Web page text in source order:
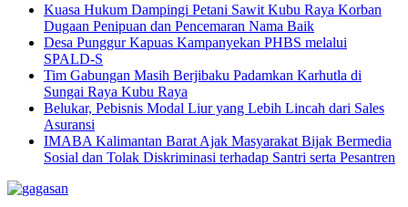
Kuasa Hukum Dampingi Petani Sawit Kubu Raya Korban
Dugaan Penipuan dan Pencemaran Nama Baik
Desa Punggur Kapuas Kampanyekan PHBS melalui
SPALD-S
Tim Gabungan Masih Berjibaku Padamkan Karhutla di
Sungai Raya Kubu Raya
Belukar, Pebisnis Modal Liur yang Lebih Lincah dari Sales
Asuransi
IMABA Kalimantan Barat Ajak Masyarakat Bijak Bermedia
Sosial dan Tolak Diskriminasi terhadap Santri serta Pesantren